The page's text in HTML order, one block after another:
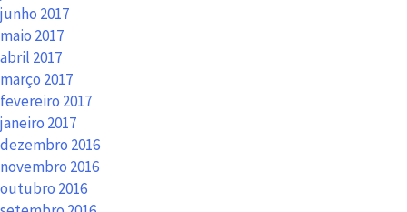
junho 2017
maio 2017
abril 2017
março 2017
fevereiro 2017
janeiro 2017
dezembro 2016
novembro 2016
outubro 2016